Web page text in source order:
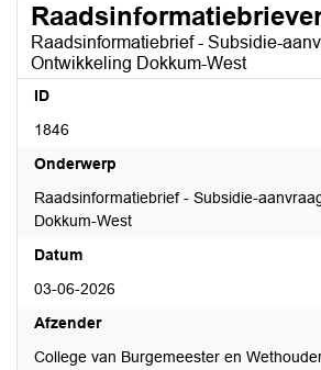
Raadsinformatiebrief - Subsidie-
Ontwikkeling Dokkum-West
ID
1846
Onderwerp
Raadsinformatiebrief - Subsidie-
Dokkum-West
Datum
03-06-2026
Afzender
College van Burgemeester en